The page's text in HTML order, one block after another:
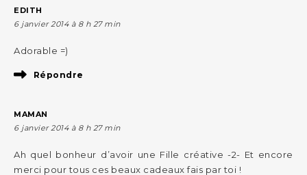
EDITH
6 janvier 2014 à 8 h 27 min
Adorable =)
Répondre
MAMAN
6 janvier 2014 à 8 h 27 min
Ah quel bonheur d’avoir une Fille créative -2- Et encore
merci pour tous ces beaux cadeaux fais par toi !